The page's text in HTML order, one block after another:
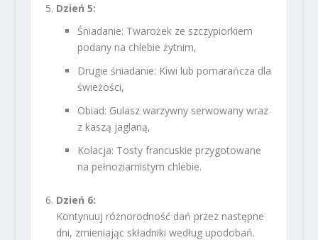
Dzień 5:
Śniadanie: Twarożek ze szczypiorkiem
podany na chlebie żytnim,
Drugie śniadanie: Kiwi lub pomarańcza dla
świeżości,
Obiad: Gulasz warzywny serwowany wraz
z kaszą jaglaną,
Kolacja: Tosty francuskie przygotowane
na pełnoziarnistym chlebie.
Dzień 6:
Kontynuuj różnorodność dań przez następne
dni, zmieniając składniki według upodobań.